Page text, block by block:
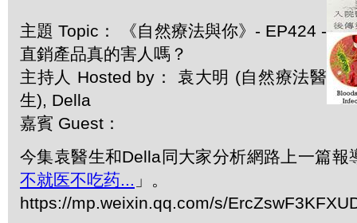
主題 Topic： 《自然療法與你》- EP424 -
直銷產品真的害人嗎？
主持人 Hosted by： 袁大明 (自然療法醫
生), Della
嘉賓 Guest：
今集袁醫生和Della同大家分析網路上一篇報
不就医不吃药... 」。
https://mp.weixin.qq.com/s/